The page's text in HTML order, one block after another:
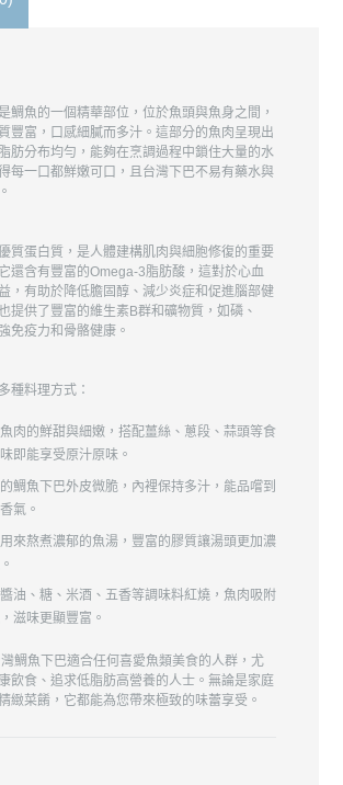
鯛魚的一個精華部位，位於魚頭與魚身之間，
豐富，口感細膩而多汁。這部分的魚肉呈現出
肪分布均勻，能夠在烹調過程中鎖住大量的水
每一口都鮮嫩可口，且台灣下巴不易有藥水與
質蛋白質，是人體建構肌肉與細胞修復的重要
還含有豐富的Omega-3脂肪酸，這對於心血
，有助於降低膽固醇、減少炎症和促進腦部健
提供了豐富的維生素B群和礦物質，如磷、
免疫力和骨骼健康。
種料理方式：
魚肉的鮮甜與細嫩，搭配薑絲、蔥段、蒜頭等食
即能享受原汁原味。
的鯛魚下巴外皮微脆，內裡保持多汁，能品嚐到
氣。
用來熬煮濃郁的魚湯，豐富的膠質讓湯頭更加濃
醬油、糖、米酒、五香等調味料紅燒，魚肉吸附
滋味更顯豐富。
鯛魚下巴適合任何喜愛魚類美食的人群，尤
飲食、追求低脂肪高營養的人士。無論是家庭
緻菜餚，它都能為您帶來極致的味蕾享受。